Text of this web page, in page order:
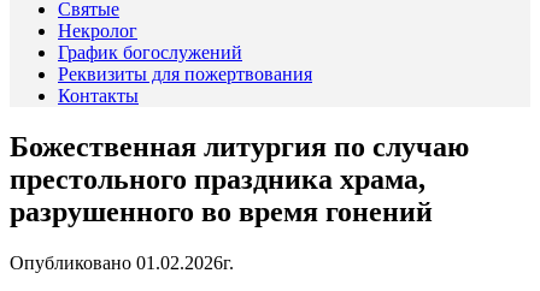
Святые
Некролог
График богослужений
Реквизиты для пожертвования
Контакты
Божественная литургия по случаю
престольного праздника храма,
разрушенного во время гонений
Опубликовано 01.02.2026г.